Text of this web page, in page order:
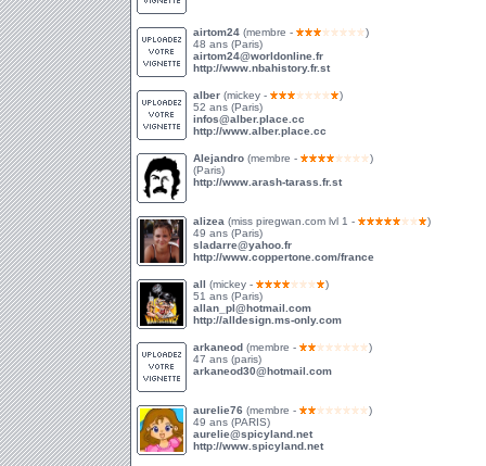
airtom24 (membre -
)
48 ans (Paris)
airtom24@worldonline.fr
http://www.nbahistory.fr.st
alber (mickey -
)
52 ans (Paris)
infos@alber.place.cc
http://www.alber.place.cc
Alejandro (membre -
)
(Paris)
http://www.arash-tarass.fr.st
alizea (miss piregwan.com lvl 1 -
)
49 ans (Paris)
sladarre@yahoo.fr
http://www.coppertone.com/france
all (mickey -
)
51 ans (Paris)
allan_pl@hotmail.com
http://alldesign.ms-only.com
arkaneod (membre -
)
47 ans (paris)
arkaneod30@hotmail.com
aurelie76 (membre -
)
49 ans (PARIS)
aurelie@spicyland.net
http://www.spicyland.net